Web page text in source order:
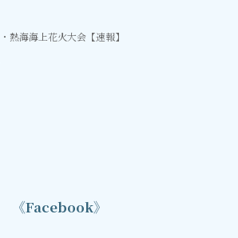
熱海海上花火大会【速報】
《Facebook》